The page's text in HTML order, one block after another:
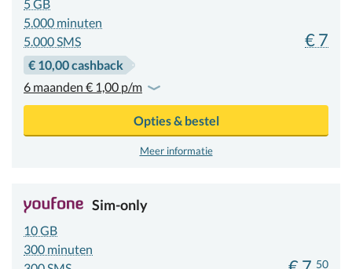
5 GB
5.000 minuten
5.000 SMS
€ 7
€ 10,00 cashback
6 maanden € 1,00 p/m
Opties & bestel
Meer informatie
Sim-only
10 GB
300 minuten
50